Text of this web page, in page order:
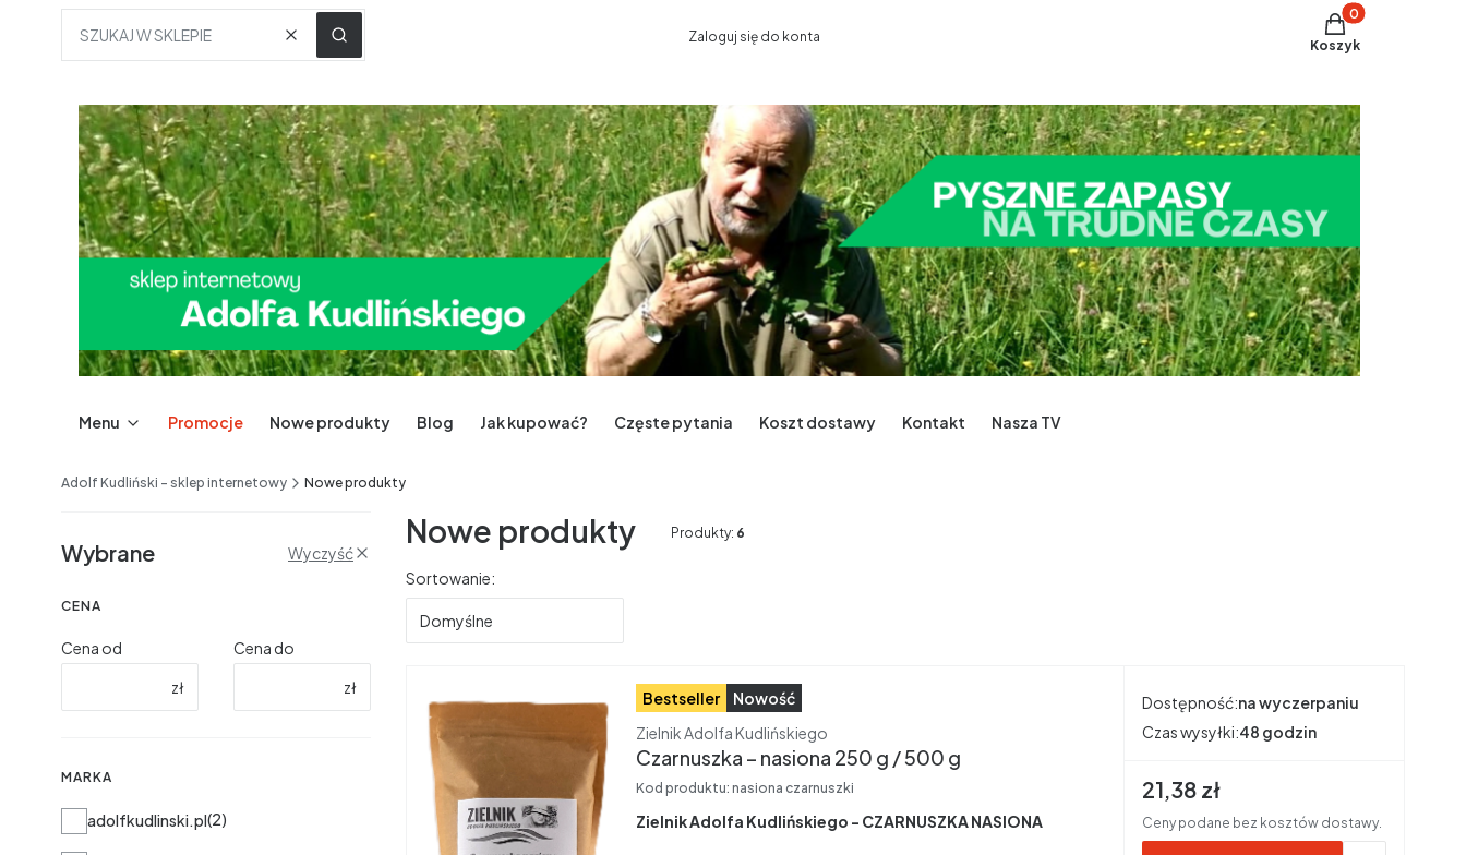
WyczyśćSZUKAJ W SKLEPIE Zaloguj się do konta
Produkty w
Koszyk
Menu Promocje Nowe produkty Blog Jak kupować? Częste pytania Koszt dostawy Kontakt Nasza TV
Adolf Kudliński - sklep internetowy Nowe produkty
Wybrane Wyczyść
CENA
Cena od
zł
Cena do
zł
MARKA
Marka
adolfkudlinski.pl 2
Nowe produkty Produkty: 6
Lista produktów
Sortowanie:
Domyślne
Bestseller
Nowość
Producent
Zielnik Adolfa Kudlińskiego
Czarnuszka – nasiona 250 g / 500 g
Kod produktu: nasiona czarnuszki
Zielnik Adolfa Kudlińskiego - CZARNUSZKA NASIONA
Dostępność:na wyczerpaniu
Czas wysyłki:48 godzin
Cena brutto
21,38 zł
Ceny podane bez kosztów dostawy.